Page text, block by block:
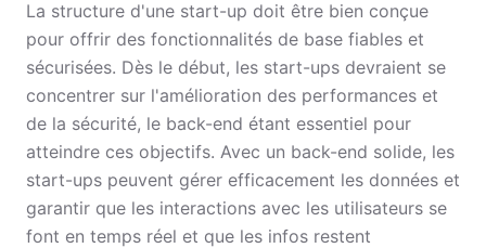
La structure d'une start-up doit être bien conçue
pour offrir des fonctionnalités de base fiables et
sécurisées. Dès le début, les start-ups devraient se
concentrer sur l'amélioration des performances et
de la sécurité, le back-end étant essentiel pour
atteindre ces objectifs. Avec un back-end solide, les
start-ups peuvent gérer efficacement les données et
garantir que les interactions avec les utilisateurs se
font en temps réel et que les infos restent